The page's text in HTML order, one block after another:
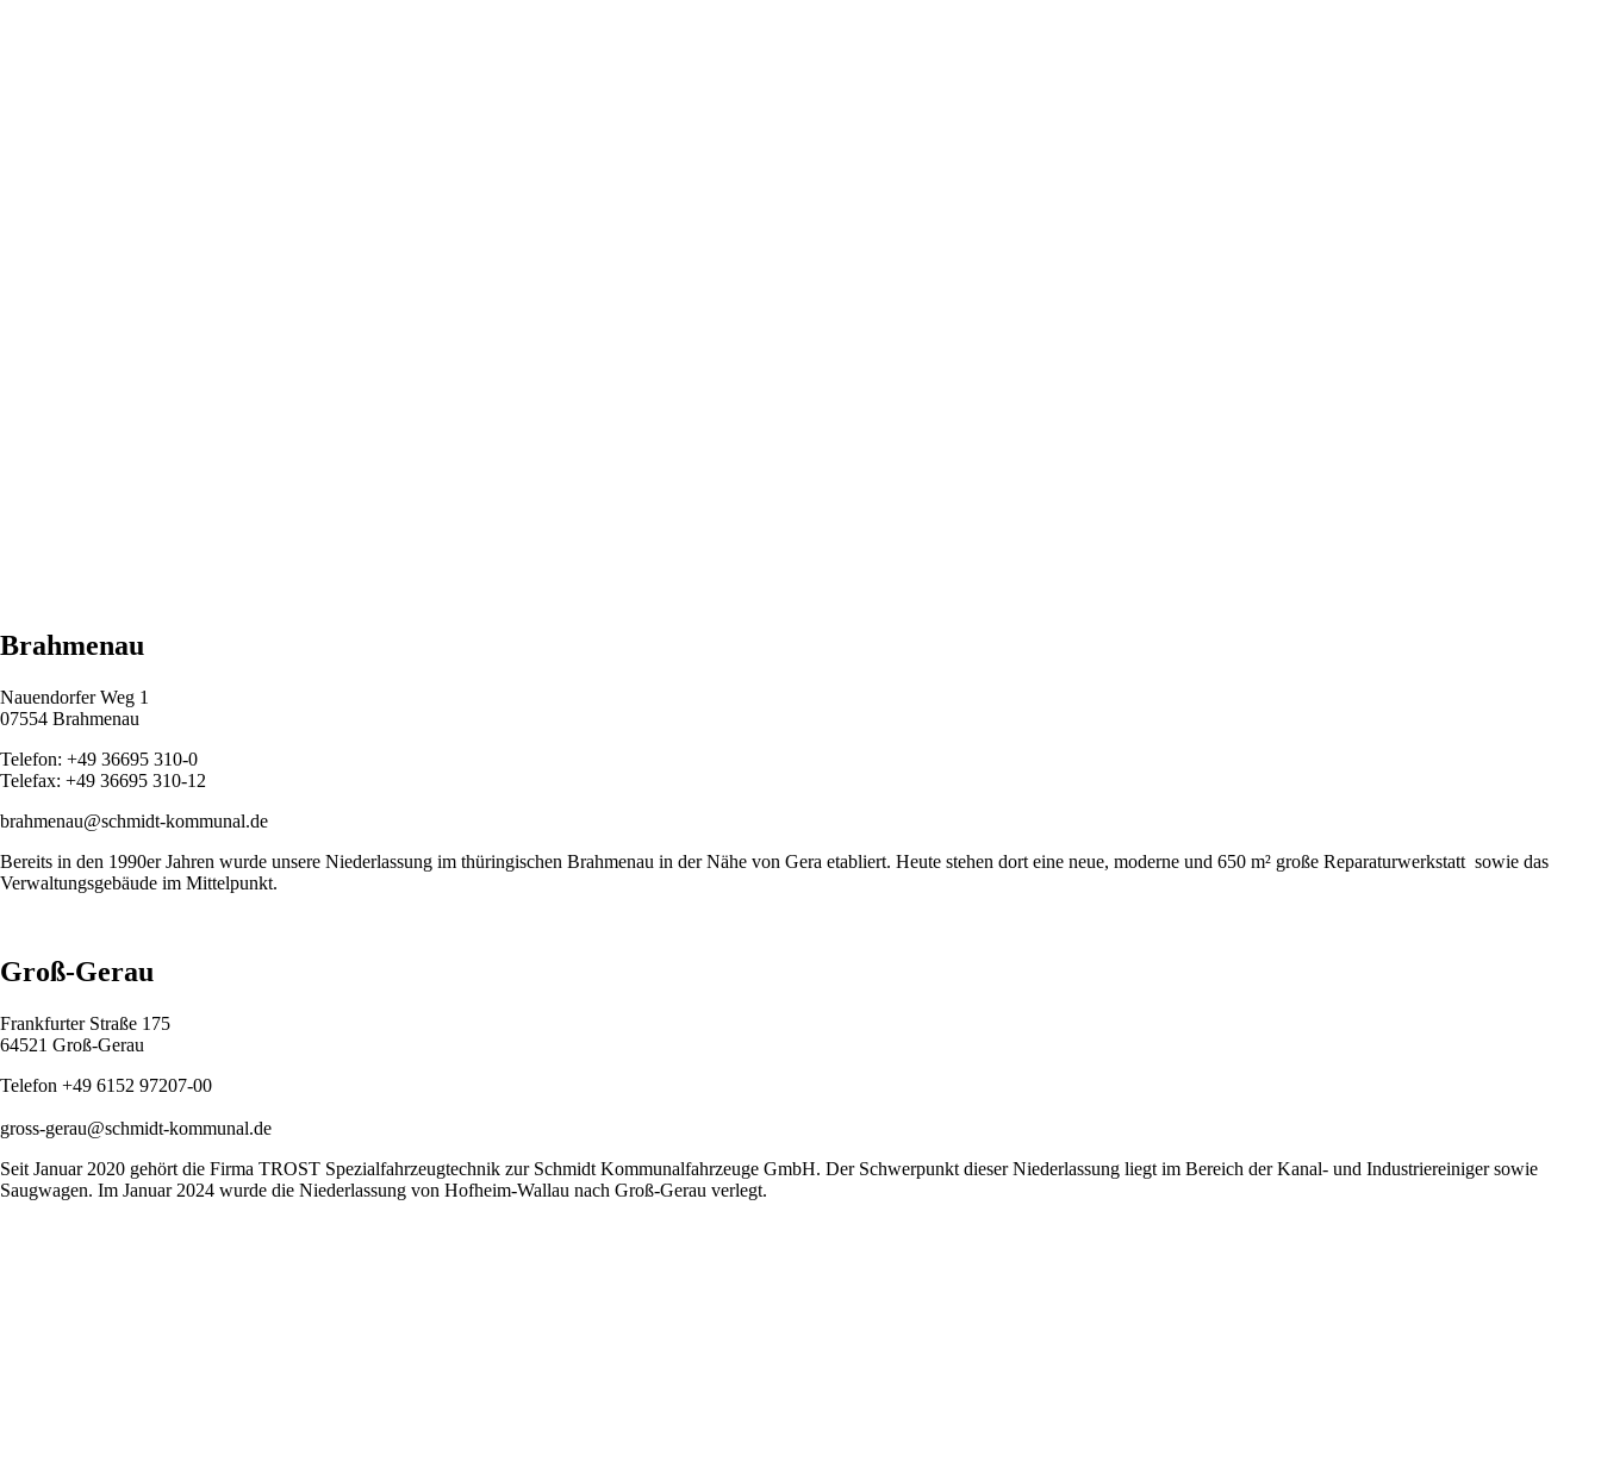
Brahmenau
Nauendorfer Weg 1
07554 Brahmenau
Telefon: +49 36695 310-0
Telefax: +49 36695 310-12
brahmenau@schmidt-kommunal.de
Bereits in den 1990er Jahren wurde unsere Niederlassung im thüringischen Brahmenau in der Nähe von Gera etabliert. Heute stehen dort eine neue, moderne und 650 m² große Reparaturwerkstatt sowie das
Verwaltungsgebäude im Mittelpunkt.
Groß-Gerau
Frankfurter Straße 175
64521 Groß-Gerau
Telefon +49 6152 97207-00
gross-gerau@schmidt-kommunal.de
Seit Januar 2020 gehört die Firma TROST Spezialfahrzeugtechnik zur Schmidt Kommunalfahrzeuge GmbH. Der Schwerpunkt dieser Niederlassung liegt im Bereich der Kanal- und Industriereiniger sowie
Saugwagen. Im Januar 2024 wurde die Niederlassung von Hofheim-Wallau nach Groß-Gerau verlegt.